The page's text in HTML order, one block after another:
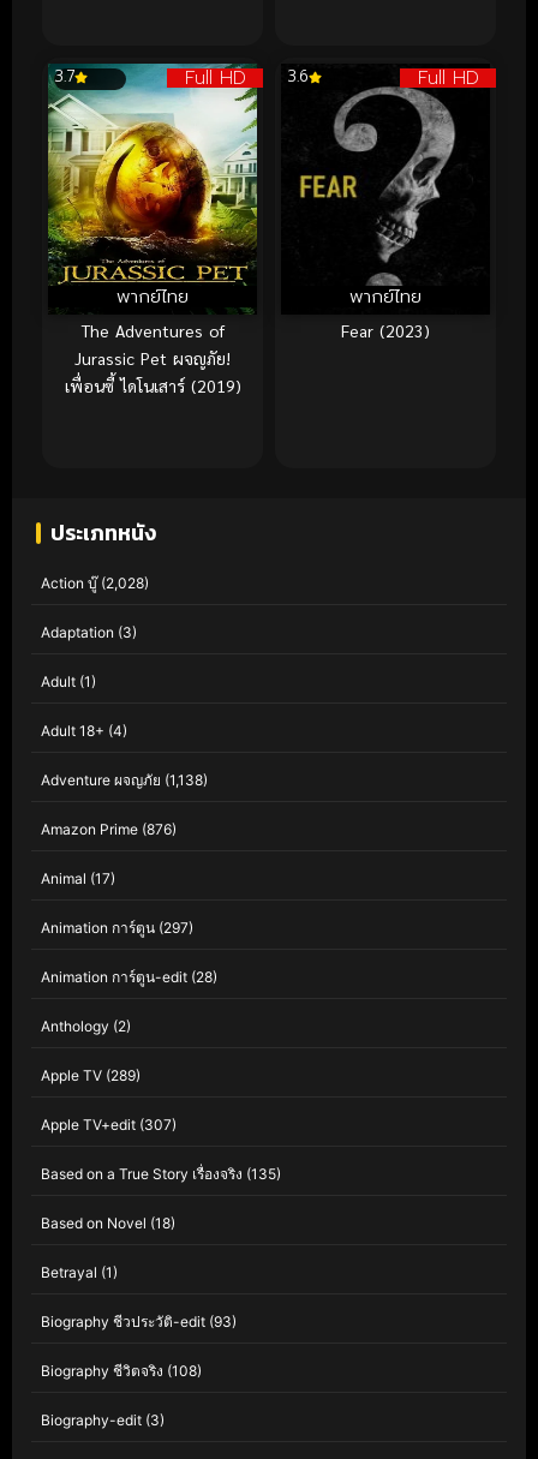
Full HD
พากย์ไทย
3.7
The Adventures of
Jurassic Pet ผจญภัย!
เพื่อนซี้ ไดโนเสาร์ (2019)
Full HD
พากย์ไทย
3.6
Fear (2023)
ประเภทหนัง
Action บู๊(2,028)
Adaptation (3)
Adult (1)
Adult 18+ (4)
Adventure ผจญภัย (1,138)
Amazon Prime (876)
Animal (17)
Animation การ์ตูน (297)
Animation การ์ตูน-edit (28)
Anthology (2)
Apple TV (289)
Apple TV+edit (307)
Based on a True Story เรื่องจริง (135)
Based on Novel (18)
Betrayal (1)
Biography ชีวประวัติ-edit (93)
Biography ชีวิตจริง (108)
Biography-edit (3)